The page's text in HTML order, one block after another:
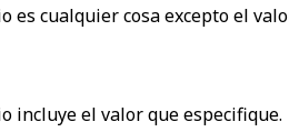
es cualquier cosa exceptoel
incluyeel valor que especifique.